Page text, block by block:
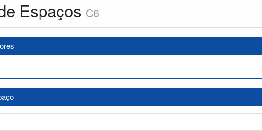
Espaços C6